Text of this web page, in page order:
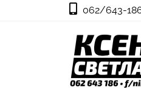
062/643-